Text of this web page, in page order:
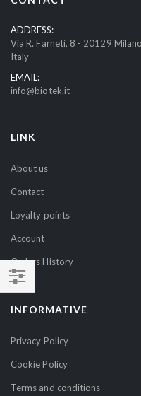
SHOP
BY
u
r
N
e
w
t
e
r
ADDRESS:
Via R. Farneti, 8 - 20129
Italy
EMAIL:
info@biotek.it
LINK
About us
Contact
Loyalty points
Account
Orders History
INFORMATIVE
Privacy Policy
Cookie Policy
Terms and conditions